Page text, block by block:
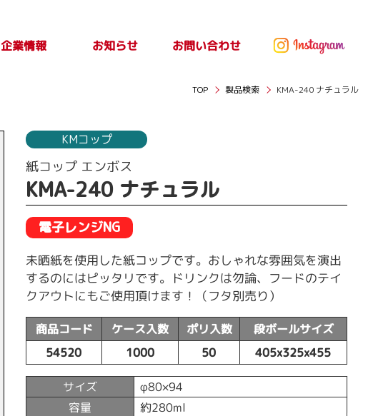
企業情報 お知らせ お問い合わせ
TOP 製品検索 KMA-240 ナチュラル
KMコップ
紙コップ エンボス
KMA-240 ナチュラル
電子レンジNG
未晒紙を使用した紙コップです。おしゃれな雰囲気を演出
するのにはピッタリです。ドリンクは勿論、フードのテイ
クアウトにもご使用頂けます！（フタ別売り）
商品コード ケース入数 ポリ入数 段ボールサイズ
54520 1000 50 405x325x455
サイズ φ80×94
容量 約280ml